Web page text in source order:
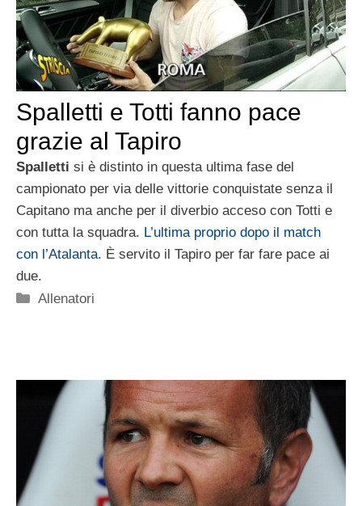
Spalletti e Totti fanno pace
grazie al Tapiro
Spalletti si è distinto in questa ultima fase del
campionato per via delle vittorie conquistate senza il
Capitano ma anche per il diverbio acceso con Totti e
con tutta la squadra. L’ultima proprio dopo il match
con l’Atalanta. È servito il Tapiro per far fare pace ai
due.
Categorie
Allenatori